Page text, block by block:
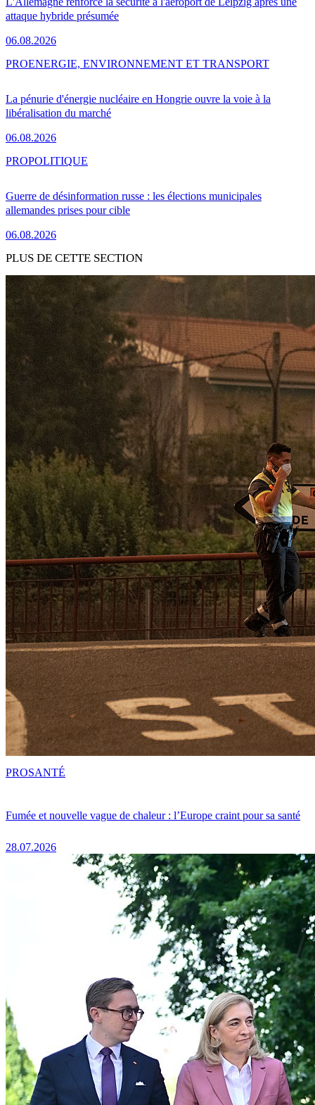
attaque hybride présumée
06.08.2026
La pénurie d'énergie nucléaire en Hongrie ouvre la voie à la
libéralisation du marché
06.08.2026
PROENERGIE, ENVIRONNEMENT ET TRANSPORT
Guerre de désinformation russe : les élections municipales
allemandes prises pour cible
06.08.2026
PROPOLITIQUE
PLUS DE CETTE SECTION
Fumée et nouvelle vague de chaleur : l’Europe craint pour sa santé
28.07.2026
PROSANTÉ